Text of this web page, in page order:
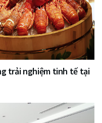
trải nghiệm tinh tế tại